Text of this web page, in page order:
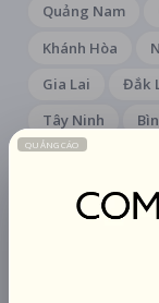
Quảng Nam
Khánh Hòa
Gia Lai
Đắk
Tây Ninh
Bà Rịa - Vũng
Long An